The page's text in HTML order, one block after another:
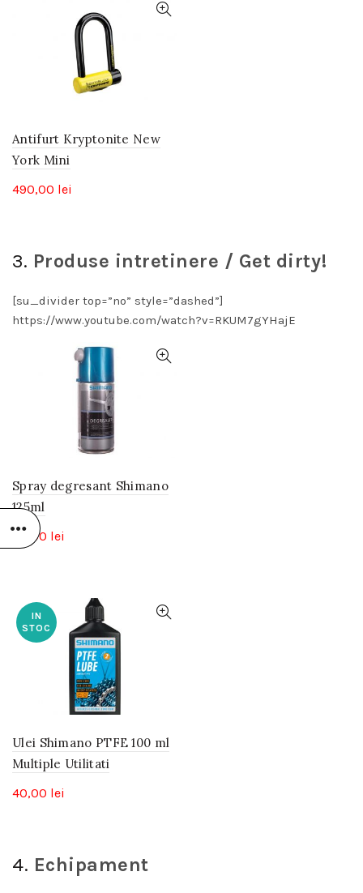
Antifurt Kryptonite New
York Mini
490,00 lei
3. Produse intretinere / Get dirty!
[su_divider top=”no” style=”dashed”]
https://www.youtube.com/watch?v=RKUM7gYHajE
Spray degresant Shimano
125ml
30,00 lei
IN
STOC
Ulei Shimano PTFE 100 ml
Multiple Utilitati
40,00 lei
4. Echipament